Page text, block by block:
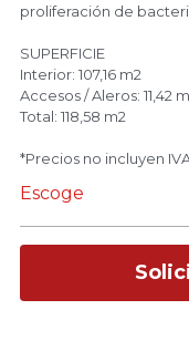
proliferación de
SUPERFICIE
Interior: 107,16 m2
Accesos / Aleros: 11,42
Total: 118,58 m2
*Precios no incluyen
Escoge